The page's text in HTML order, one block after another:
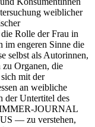
weiblicher
Rolle der Frau in
im engeren Sinne die
selbst als Autorinnen,
Organen, die
mit der
an weibliche
der Untertitel des
JOURNAL
— zu verstehen,